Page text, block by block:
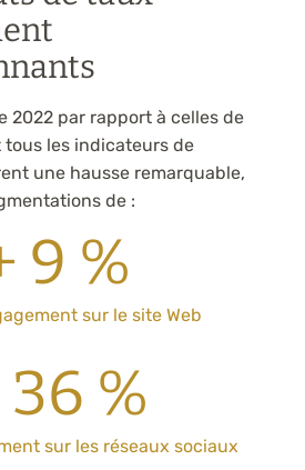
2022 par rapport à celles de
tous les indicateurs de
une hausse remarquable,
de :
9 %
sur le site Web
36 %
sur les réseaux sociaux